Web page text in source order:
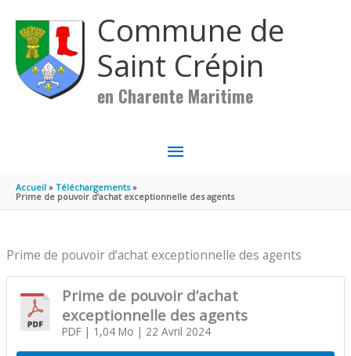
Commune de
Saint Crépin
en Charente Maritime
MENU
PRINCIPAL
Accueil
Téléchargements
Prime de pouvoir d’achat exceptionnelle des agents
Prime de pouvoir d’achat exceptionnelle des agents
Prime de pouvoir d’achat
exceptionnelle des agents
PDF| 1,04 Mo | 22 Avril 2024